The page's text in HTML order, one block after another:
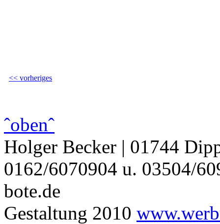
<< vorheriges
ˆobenˆ
Holger Becker | 01744
0162/6070904 u. 03504/
bote.de
Gestaltung 2010